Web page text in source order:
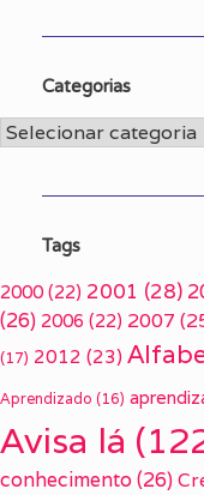
Categorias
Categorias
Tags
2000 (22) 2001 (28)
(26) 2006 (22) 2007
(17) 2012 (23)
Aprendizado (16)
Avisa lá
conhecimento(26)